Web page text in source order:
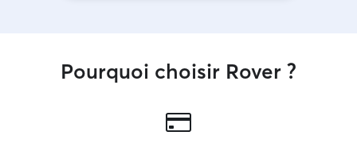
Pourquoi choisir Rover ?